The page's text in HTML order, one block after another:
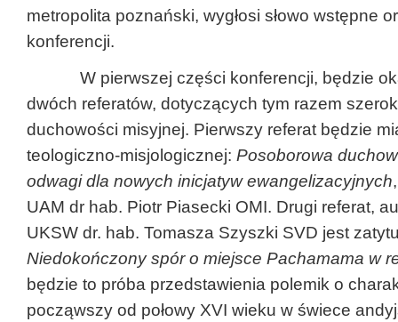
metropolita poznański, wygłosi słowo wstępne
konferencji.
W pierwszej części konferencji, będzie
dwóch referatów, dotyczących tym razem
duchowości misyjnej. Pierwszy referat będzie
teologiczno-misjologicznej: Posoborowa
odwagi dla nowych inicjatyw ewangelizacyjnych
UAM dr hab. Piotr Piasecki OMI. Drugi referat,
UKSW dr. hab. Tomasza Szyszki SVD jest
Niedokończony spór o miejsce Pachamama w
będzie to próba przedstawienia polemik o
począwszy od połowy XVI wieku w świece